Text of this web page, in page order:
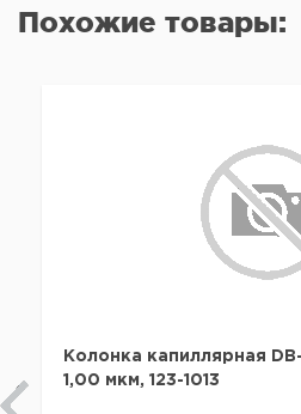
Похожие товары:
Колонка капиллярная
1,00 мкм, 123-1013